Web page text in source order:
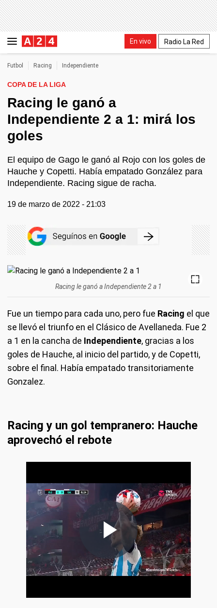
En vivo Radio La Red
Futbol Racing Independiente
COPA DE LA LIGA
Racing le ganó a
Independiente 2 a 1: mirá los
goles
El equipo de Gago le ganó al Rojo con los goles de
Hauche y Copetti. Había empatado González para
Independiente. Racing sigue de racha.
19 de marzo de 2022 - 21:03
Racing le ganó a Independiente 2 a 1
Fue un tiempo para cada uno, pero fue Racing el que
se llevó el triunfo en el Clásico de Avellaneda. Fue 2
a 1 en la cancha de Independiente, gracias a los
goles de Hauche, al inicio del partido, y de Copetti,
sobre el final. Había empatado transitoriamente
Gonzalez.
Racing y un gol tempranero: Hauche
aprovechó el rebote